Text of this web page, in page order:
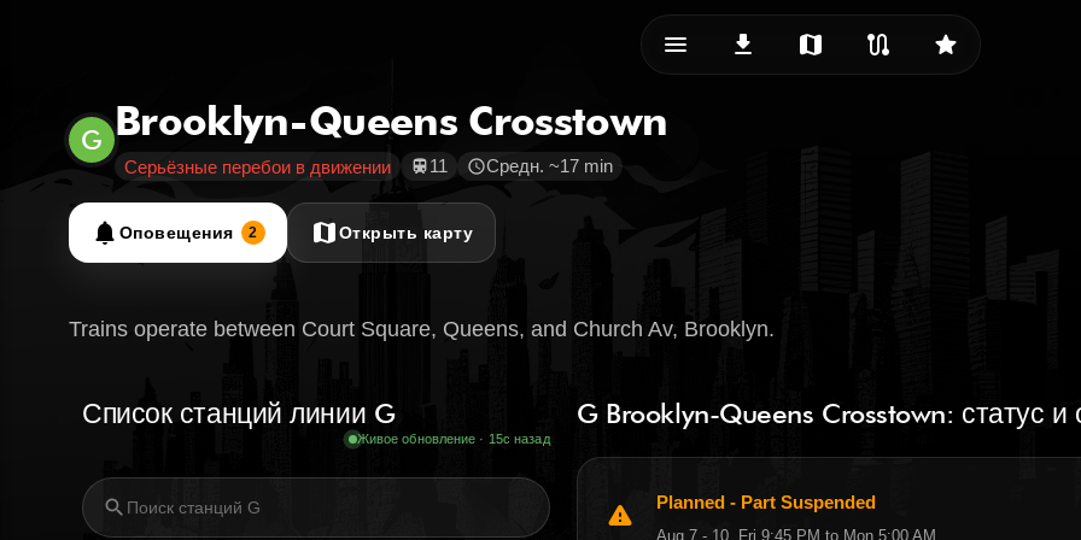
menu_vert
download map route star
G Brooklyn-Queens Crosstown
Серьёзные перебои в движении train11 scheduleСредн. ~17 min
notifications Оповещения 2 mapОткрыть карту
Trains operate between Court Square, Queens, and Church Av, Brooklyn.
Список станций линии G
Живое обновление · 16с назад
search
G Brooklyn-Queens Crosstown: статус
warning Planned - Part Suspended